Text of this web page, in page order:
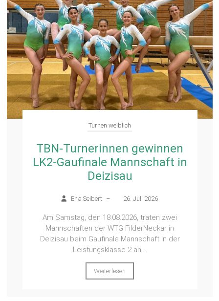
Turnen weiblich
TBN-Turnerinnen gewinnen
LK2-Gaufinale Mannschaft in
Deizisau
Ena Seibert – 26. Juli 2026
Am Samstag, den 18.08.2026, traten zwei
Mannschaften der WTG FilderNeckar in
Deizisau beim Gaufinale Mannschaft in der
Leistungsklasse 2 an....
Weiterlesen